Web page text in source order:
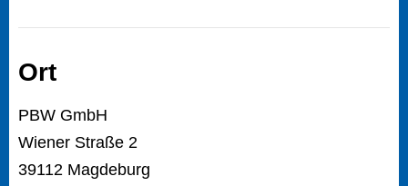
Ort
PBW GmbH
Wiener Straße 2
39112 Magdeburg